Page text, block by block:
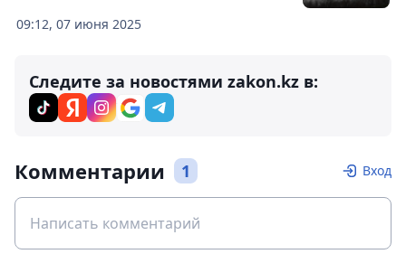
09:12, 07 июня 2025
Следите за новостями zakon.kz в:
Комментарии 1 Вход